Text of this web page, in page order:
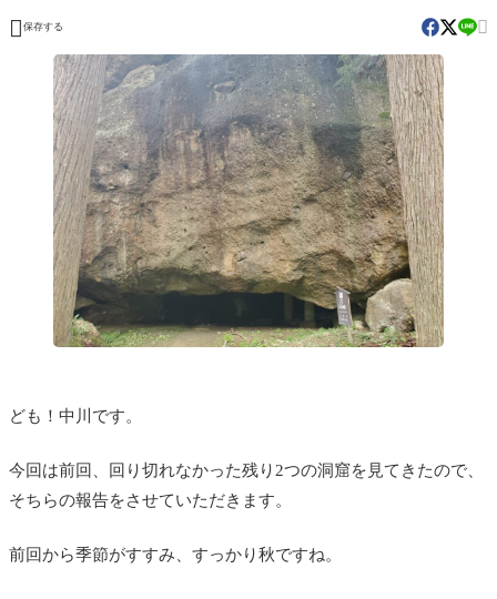
 保存する 
ども！中川です。
今回は前回、回り切れなかった残り2つの洞窟を見てきたので、
そちらの報告をさせていただきます。
前回から季節がすすみ、すっかり秋ですね。